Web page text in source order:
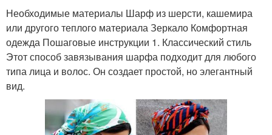
Необходимые материалы Шарф из шерсти, кашемира
или другого теплого материала Зеркало Комфортная
одежда Пошаговые инструкции 1. Классический стиль
Этот способ завязывания шарфа подходит для любого
типа лица и волос. Он создает простой, но элегантный
вид.